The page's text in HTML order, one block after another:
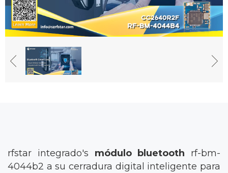
rfstar integrado's módulo bluetooth rf-bm-
4044b2 a su cerradura digital inteligente para